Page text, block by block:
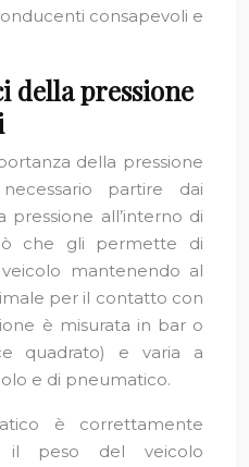
consapevoli e
della pressione
della pressione
partire dai
pressione all’interno di
che gli permette di
mantenendo al
per il contatto con
è misurata in bar o
quadrato) e varia a
e di pneumatico.
è correttamente
il peso del veicolo